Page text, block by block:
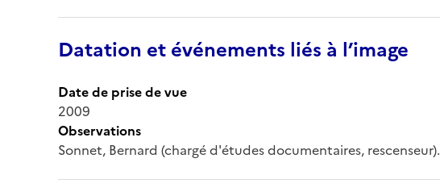
Datation et événements liés à l’image
Date de prise de vue
2009
Observations
Sonnet, Bernard (chargé d'études documentaires, rescenseur).